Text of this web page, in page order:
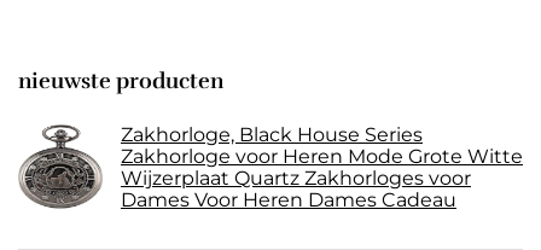
nieuwste producten
Zakhorloge, Black House Series
Zakhorloge voor Heren Mode Grote Witte
Wijzerplaat Quartz Zakhorloges voor
Dames Voor Heren Dames Cadeau